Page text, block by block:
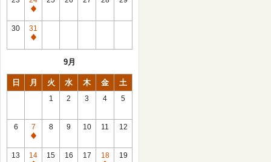
日
休
館
日
30
31
休
9月
日 月 火 水 木 金 土
1 2 3 4 5
6
7
休
館
8 9 10 11 12
13
14
15 16 17
18
19